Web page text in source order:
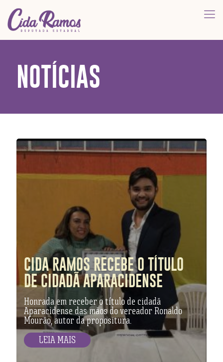
NOTÍCIAS
CIDA RAMOS RECEBE O TÍTULO
DE CIDADÃ APARACIDENSE
Honrada em receber o título de cidadã
Aparacidense das mãos do vereador Ronaldo
Mourão, autor da propositura.
LEIA MAIS